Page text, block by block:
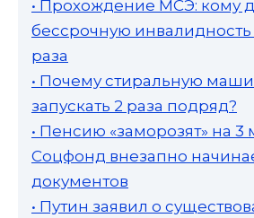
• Прохождение МСЭ: кому
бессрочную инвалидность
раза
• Почему стиральную
запускать 2 раза подряд?
• Пенсию «заморозят» на 3
Соцфонд внезапно
документов
• Путин заявил о